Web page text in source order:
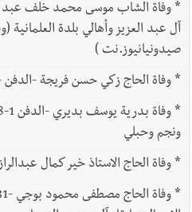
*
آل عبد العزيز وأهالي بلدة
صيدونيانيوز.نت )
*وفاة الحاج زكي حسن فريجة -الدفن -1-8-
*
ونجم وحبلي
*وفاة الحاج الاستاذ خير كمال عبدالرازق
*